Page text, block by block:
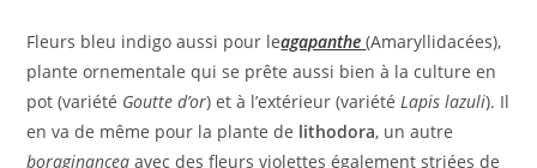
Fleurs bleu indigo aussi pour leagapanthe(Amaryllidacées),
plante ornementale qui se prête aussi bien à la culture en
pot (variété Goutte d’or) et à l’extérieur (variétéLapis lazuli). Il
en va de même pour la plante de lithodora, un autre
boraginancea avec des fleurs violettes également striées de